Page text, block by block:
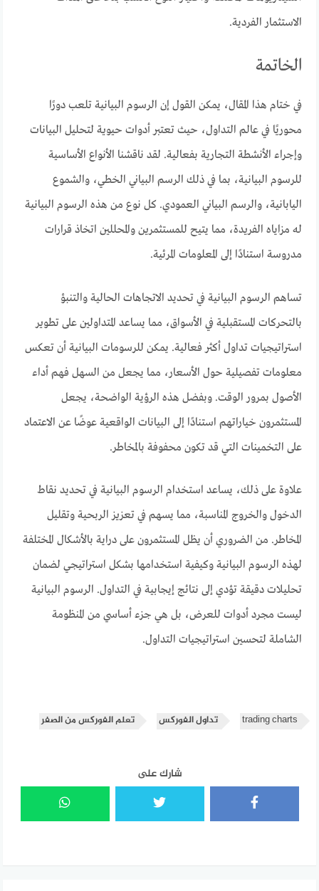
الاستثمار الفردية.
الخاتمة
في ختام هذا المقال، يمكن القول إن الرسوم البيانية تلعب دورًا
محوريًا في عالم التداول، حيث تعتبر أدوات حيوية لتحليل البيانات
وإجراء الأنشطة التجارية بفعالية. لقد ناقشنا الأنواع الأساسية
للرسوم البيانية، بما في ذلك الرسم البياني الخطي، والشموع
اليابانية، والرسم البياني العمودي. كل نوع من هذه الرسوم البيانية
له مزاياه الفريدة، مما يتيح للمستثمرين والمحللين اتخاذ قرارات
مدروسة استنادًا إلى المعلومات المرئية.
تساهم الرسوم البيانية في تحديد الاتجاهات الحالية والتنبؤ
بالتحركات المستقبلية في الأسواق، مما يساعد المتداولين على تطوير
استراتيجيات تداول أكثر فعالية. يمكن للرسومات البيانية أن تعكس
معلومات تفصيلية حول الأسعار، مما يجعل من السهل فهم أداء
الأصول بمرور الوقت. وبفضل هذه الرؤية الواضحة، يجعل
المستثمرون خياراتهم استنادًا إلى البيانات الواقعية عوضًا عن الاعتماد
على التخمينات التي قد تكون محفوفة بالمخاطر.
علاوة على ذلك، يساعد استخدام الرسوم البيانية في تحديد نقاط
الدخول والخروج المناسبة، مما يسهم في تعزيز الربحية وتقليل
المخاطر. من الضروري أن يظل المستثمرون على دراية بالأشكال المختلفة
لهذه الرسوم البيانية وكيفية استخدامها بشكل استراتيجي لضمان
تحليلات دقيقة تؤدي إلى نتائج إيجابية في التداول. الرسوم البيانية
ليست مجرد أدوات للعرض، بل هي جزء أساسي من المنظومة
الشاملة لتحسين استراتيجيات التداول.
trading charts تداول الفوركس تعلم الفوركس من الصفر
شارك على